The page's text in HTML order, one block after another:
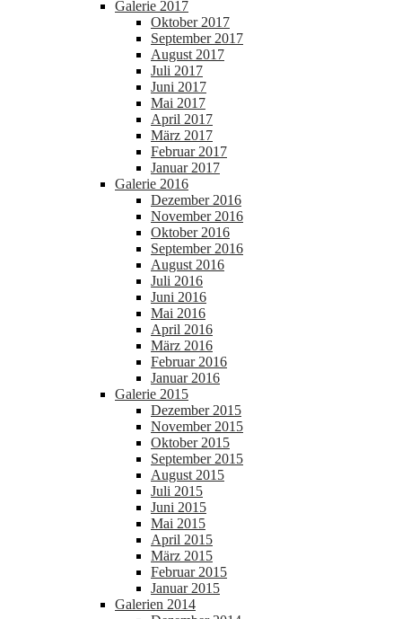
Galerie 2017
Oktober 2017
September 2017
August 2017
Juli 2017
Juni 2017
Mai 2017
April 2017
März 2017
Februar 2017
Januar 2017
Galerie 2016
Dezember 2016
November 2016
Oktober 2016
September 2016
August 2016
Juli 2016
Juni 2016
Mai 2016
April 2016
März 2016
Februar 2016
Januar 2016
Galerie 2015
Dezember 2015
November 2015
Oktober 2015
September 2015
August 2015
Juli 2015
Juni 2015
Mai 2015
April 2015
März 2015
Februar 2015
Januar 2015
Galerien 2014